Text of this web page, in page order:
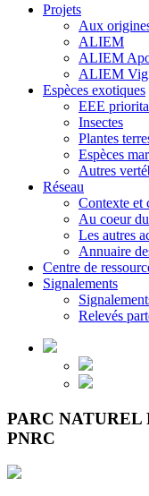
Projets
Aux
ALIEM
ALIEM
ALIEM
Espèces exotiques
EEE
Insectes
Plantes
Espèces
Autres
Réseau
Contexte et
Au coeur
Les autres
Annuaire
Centre de
Signalements
Relevés
PARC NATUREL
PNRC